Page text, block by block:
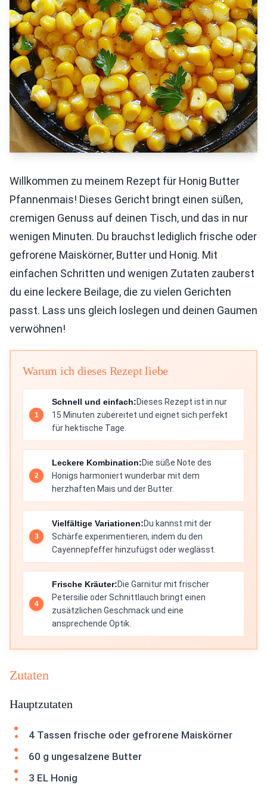
Willkommen zu meinem Rezept für Honig Butter
Pfannenmais! Dieses Gericht bringt einen süßen,
cremigen Genuss auf deinen Tisch, und das in nur
wenigen Minuten. Du brauchst lediglich frische oder
gefrorene Maiskörner, Butter und Honig. Mit
einfachen Schritten und wenigen Zutaten zauberst
du eine leckere Beilage, die zu vielen Gerichten
passt. Lass uns gleich loslegen und deinen Gaumen
verwöhnen!
Warum ich dieses Rezept liebe
Schnell und einfach:Dieses Rezept ist in nur
15 Minuten zubereitet und eignet sich perfekt
für hektische Tage.
Leckere Kombination:Die süße Note des
Honigs harmoniert wunderbar mit dem
herzhaften Mais und der Butter.
Vielfältige Variationen:Du kannst mit der
Schärfe experimentieren, indem du den
Cayennepfeffer hinzufügst oder weglässt.
Frische Kräuter:Die Garnitur mit frischer
Petersilie oder Schnittlauch bringt einen
zusätzlichen Geschmack und eine
ansprechende Optik.
Zutaten
Hauptzutaten
4 Tassen frische oder gefrorene Maiskörner
60 g ungesalzene Butter
3 EL Honig